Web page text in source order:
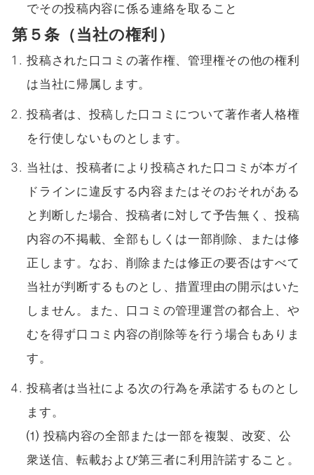
でその投稿内容に係る連絡を取ること
第５条（当社の権利）
投稿された口コミの著作権、管理権その他の権利
は当社に帰属します。
投稿者は、投稿した口コミについて著作者人格権
を行使しないものとします。
当社は、投稿者により投稿された口コミが本ガイ
ドラインに違反する内容またはそのおそれがある
と判断した場合、投稿者に対して予告無く、投稿
内容の不掲載、全部もしくは一部削除、または修
正します。なお、削除または修正の要否はすべて
当社が判断するものとし、措置理由の開示はいた
しません。また、口コミの管理運営の都合上、や
むを得ず口コミ内容の削除等を行う場合もありま
す。
投稿者は当社による次の行為を承諾するものとし
ます。
⑴ 投稿内容の全部または一部を複製、改変、公
衆送信、転載および第三者に利用許諾すること。